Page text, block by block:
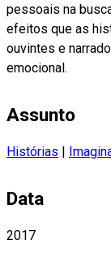
pessoais na
efeitos que as
ouvintes e
emocional.
Assunto
Histórias
Data
2017